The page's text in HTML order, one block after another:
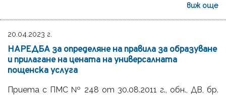
виж още
20.04.2023 г.
НАРЕДБА за определяне на правила за образуване
и прилагане на цената на универсалната
пощенска услуга
Приета с ПМС № 248 от 30.08.2011 г., обн., ДВ, бр.